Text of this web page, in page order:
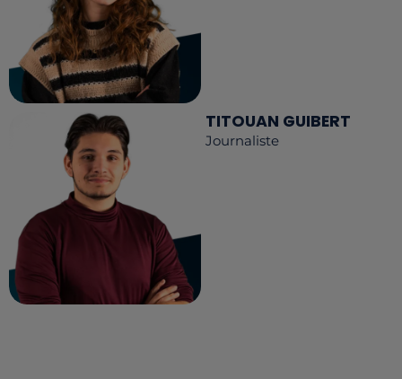
TITOUAN GUIBERT
Journaliste